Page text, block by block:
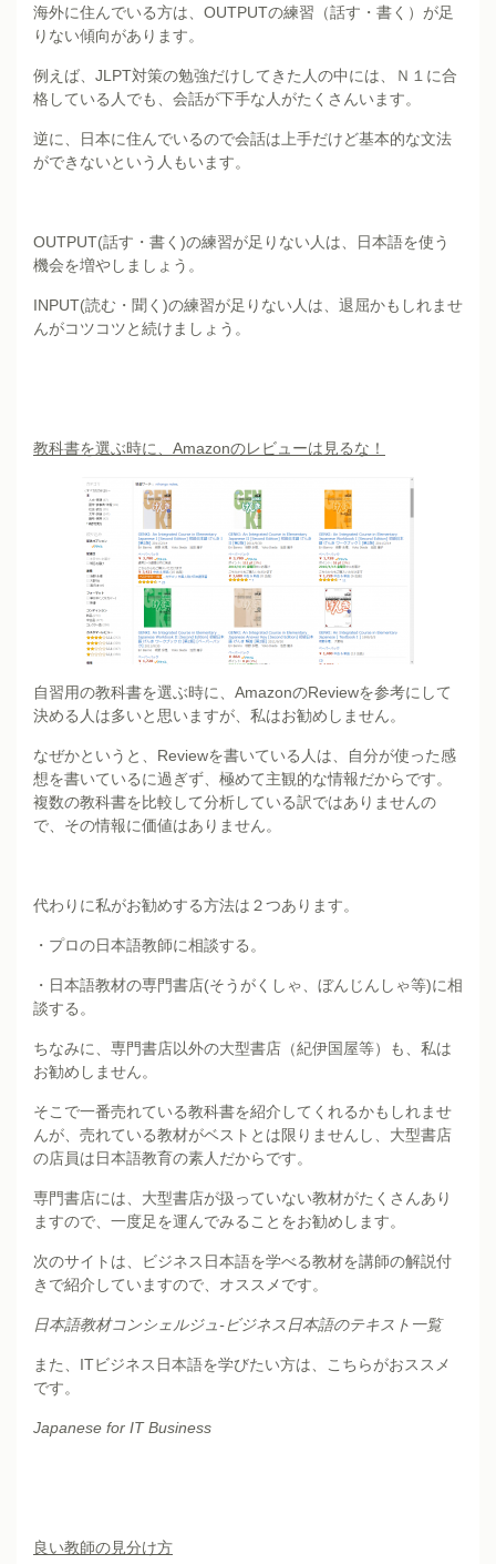
海外に住んでいる方は、OUTPUTの練習（話す・書く）が足
りない傾向があります。
例えば、JLPT対策の勉強だけしてきた人の中には、Ｎ１に合
格している人でも、会話が下手な人がたくさんいます。
逆に、日本に住んでいるので会話は上手だけど基本的な文法
ができないという人もいます。
OUTPUT(話す・書く)の練習が足りない人は、日本語を使う
機会を増やしましょう。
INPUT(読む・聞く)の練習が足りない人は、退屈かもしれませ
んがコツコツと続けましょう。
教科書を選ぶ時に、Amazonのレビューは見るな！
自習用の教科書を選ぶ時に、AmazonのReviewを参考にして
決める人は多いと思いますが、私はお勧めしません。
なぜかというと、Reviewを書いている人は、自分が使った感
想を書いているに過ぎず、極めて主観的な情報だからです。
複数の教科書を比較して分析している訳ではありませんの
で、その情報に価値はありません。
代わりに私がお勧めする方法は２つあります。
・プロの日本語教師に相談する。
・日本語教材の専門書店(そうがくしゃ、ぼんじんしゃ等)に相
談する。
ちなみに、専門書店以外の大型書店（紀伊国屋等）も、私は
お勧めしません。
そこで一番売れている教科書を紹介してくれるかもしれませ
んが、売れている教材がベストとは限りませんし、大型書店
の店員は日本語教育の素人だからです。
専門書店には、大型書店が扱っていない教材がたくさんあり
ますので、一度足を運んでみることをお勧めします。
次のサイトは、ビジネス日本語を学べる教材を講師の解説付
きで紹介していますので、オススメです。
日本語教材コンシェルジュ-ビジネス日本語のテキスト一覧
また、ITビジネス日本語を学びたい方は、こちらがおススメ
です。
Japanese for IT Business
良い教師の見分け方